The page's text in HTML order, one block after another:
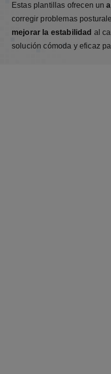
Estas plantillas ofrecen un
corregir problemas
mejorar la estabilidad al
solución cómoda y eficaz